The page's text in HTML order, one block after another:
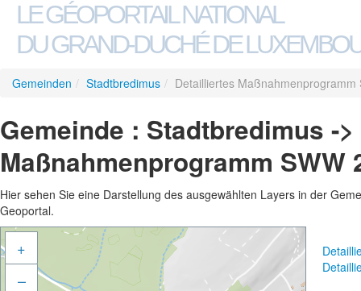
LE GÉOPORTAIL NATIONAL
DU GRAND-DUCHÉ DE
Gemeinden / Stadtbredimus / Detailliertes Maßnahmenprogramm
Gemeinde : Stadtbredimus -
Maßnahmenprogramm SWW
Hier sehen Sie eine Darstellung des ausgewählten Layers in der
Geoportal.
+
–